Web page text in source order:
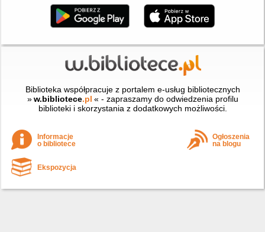
Biblioteka współpracuje z portalem e-usług bibliotecznych
» w.bibliotece.pl « - zapraszamy do odwiedzenia profilu
biblioteki i skorzystania z dodatkowych możliwości.
Informacje
o bibliotece
Ogłoszenia
na blogu
Ekspozycja